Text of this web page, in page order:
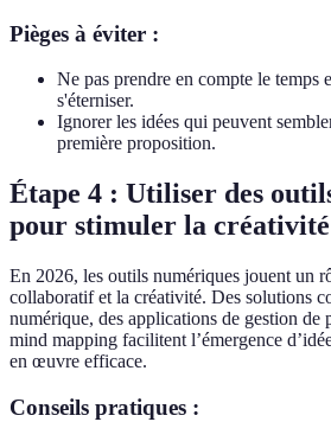
Pièges à éviter :
Ne pas prendre en compte le temps
s'éterniser.
Ignorer les idées qui peuvent
première proposition.
Étape 4 : Utiliser des
pour stimuler la créativité
En 2026, les outils numériques jouent un
collaboratif et la créativité. Des solutions
numérique, des applications de gestion de
mind mapping facilitent l’émergence
en œuvre efficace.
Conseils pratiques :